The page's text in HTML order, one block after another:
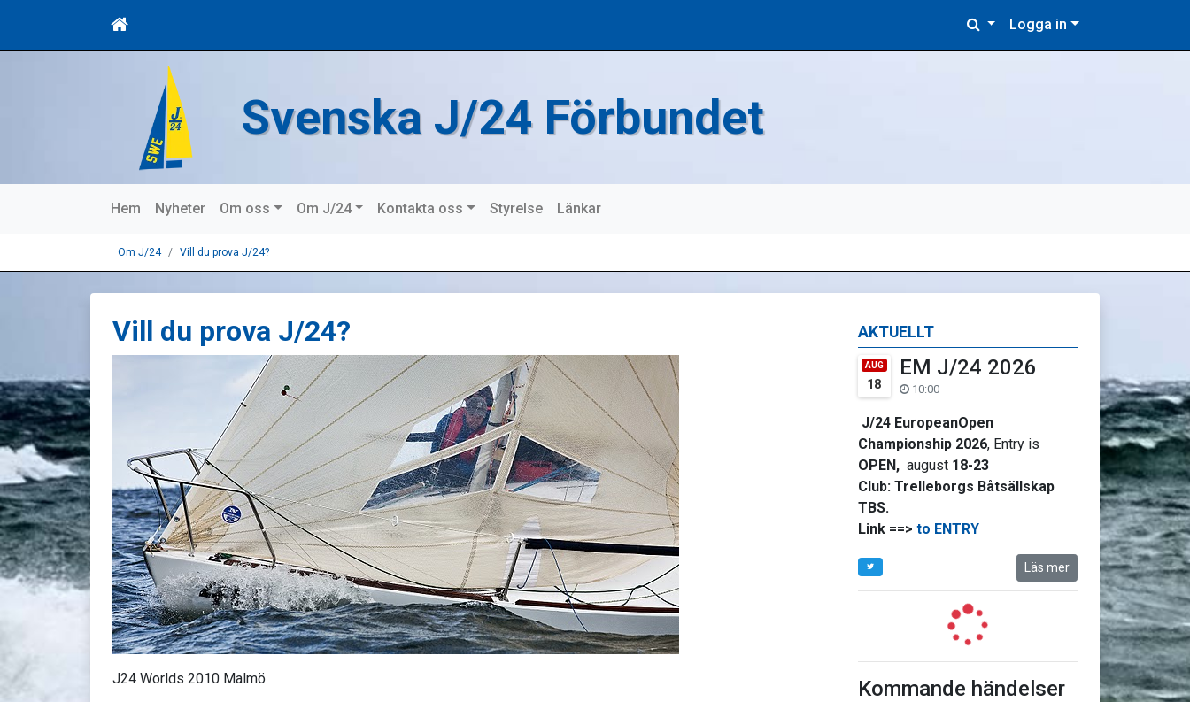
Logga in
Svenska J/24 Förbundet
Hem Nyheter Om oss Om J/24 Kontakta oss Styrelse Länkar
Om J/24 Vill du prova J/24?
AKTUELLT
AUG
18
EM J/24 2026
10:00
J/24 EuropeanOpen
Championship 2026, Entry is
OPEN, august 18-23
Club: Trelleborgs Båtsällskap
TBS.
Link ==> to ENTRY
Läs mer
Kommande händelser
Vill du prova J/24?
J24 Worlds 2010 Malmö